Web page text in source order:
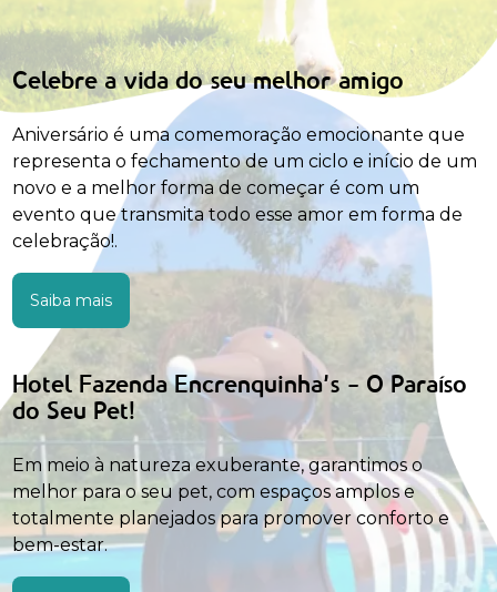
Celebre a vida do seu melhor amigo
Aniversário é uma comemoração emocionante que
representa o fechamento de um ciclo e início de um
novo e a melhor forma de começar é com um
evento que transmita todo esse amor em forma de
celebração!.
Saiba mais
Hotel Fazenda Encrenquinha’s – O Paraíso
do Seu Pet!
Em meio à natureza exuberante, garantimos o
melhor para o seu pet, com espaços amplos e
totalmente planejados para promover conforto e
bem-estar.